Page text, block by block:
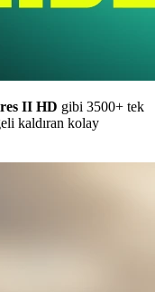
II HD gibi 3500+ tek
kaldıran kolay